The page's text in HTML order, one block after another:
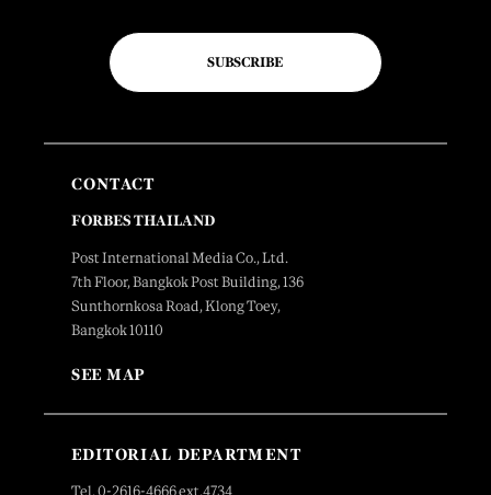
SUBSCRIBE
CONTACT
FORBES THAILAND
Post International Media Co., Ltd.
7th Floor, Bangkok Post Building, 136
Sunthornkosa Road, Klong Toey,
Bangkok 10110
SEE MAP
EDITORIAL DEPARTMENT
Tel. 0-2616-4666 ext.4734